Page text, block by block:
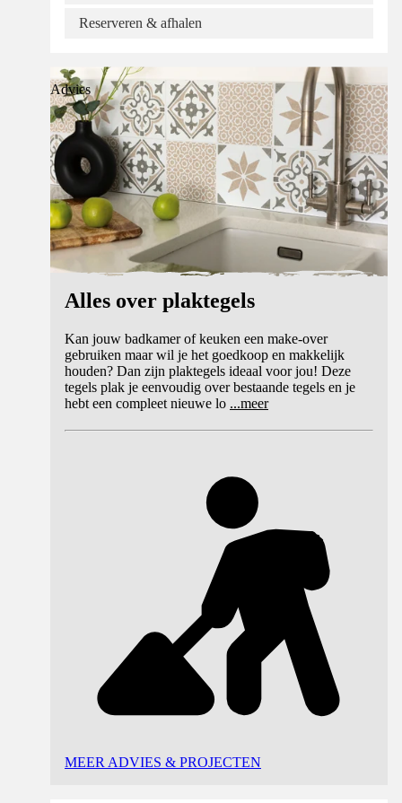
Reserveren & afhalen
Advies
Alles over plaktegels
Kan jouw badkamer of keuken een make-over
gebruiken maar wil je het goedkoop en makkelijk
houden? Dan zijn plaktegels ideaal voor jou! Deze
tegels plak je eenvoudig over bestaande tegels en je
hebt een compleet nieuwe lo ...meer
MEER ADVIES & PROJECTEN